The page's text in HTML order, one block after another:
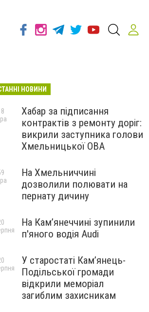
НОВИНИ
Хабар за підписання
контрактів з ремонту доріг:
викрили заступника голови
Хмельницької ОВА
На Хмельниччині
дозволили полювати на
пернату дичину
На Камʼянеччині зупинили
п'яного водія Audi
У старостаті Кам’янець-
Подільської громади
відкрили меморіал
загиблим захисникам